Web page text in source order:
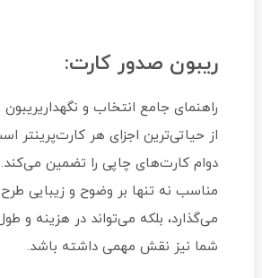
ریبون صدور کارت:
راهنمای جامع انتخاب و نگهداریریبون
از حیاتی‌ترین اجزای هر کارت‌پرینتر
دوام کارت‌های چاپی را تضمین می‌کند.
مناسب نه تنها بر وضوح و زیبایی طرح
می‌گذارد، بلکه می‌تواند در هزینه و طول
شما نیز نقش مهمی داشته باشد.